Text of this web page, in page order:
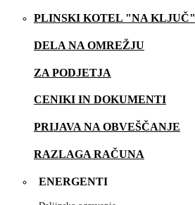
PLINSKI KOTEL "NA KLJUČ"
DELA NA OMREŽJU
ZA PODJETJA
CENIKI IN DOKUMENTI
PRIJAVA NA OBVEŠČANJE
RAZLAGA RAČUNA
ENERGENTI